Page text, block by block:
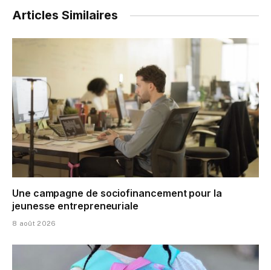
Articles Similaires
Une campagne de sociofinancement pour la
jeunesse entrepreneuriale
8 août 2026